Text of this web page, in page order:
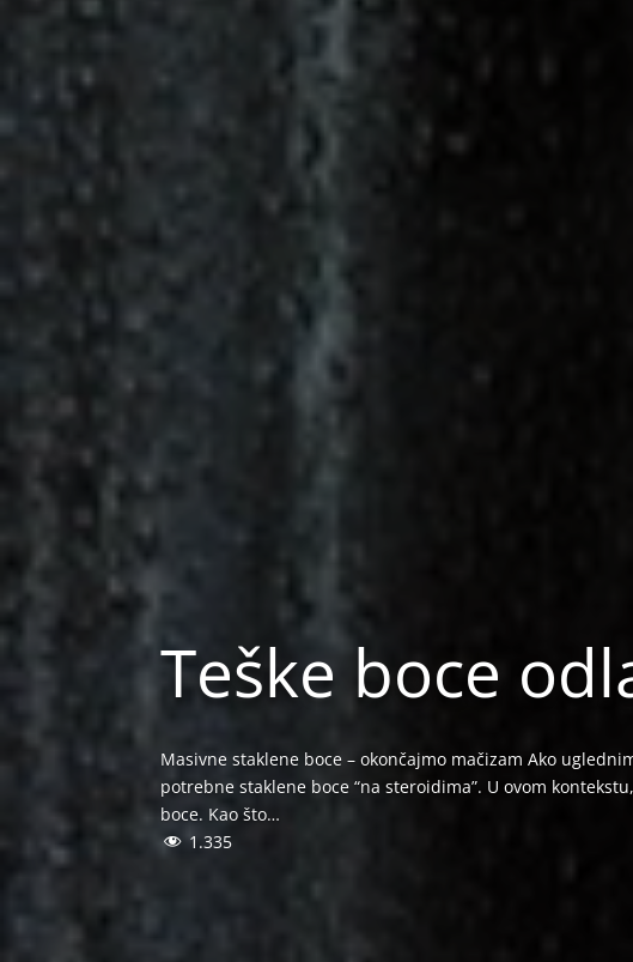
Teške boce
Masivne staklene boce – okončajmo mačizam Ako
potrebne staklene boce “na steroidima”. U ovom
boce. Kao što…
1.335